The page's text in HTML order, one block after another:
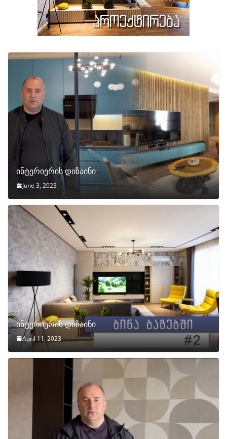
ინტერიერის დიზაინი
June 3, 2023
ინტერიერის დიზაინი
April 11, 2023